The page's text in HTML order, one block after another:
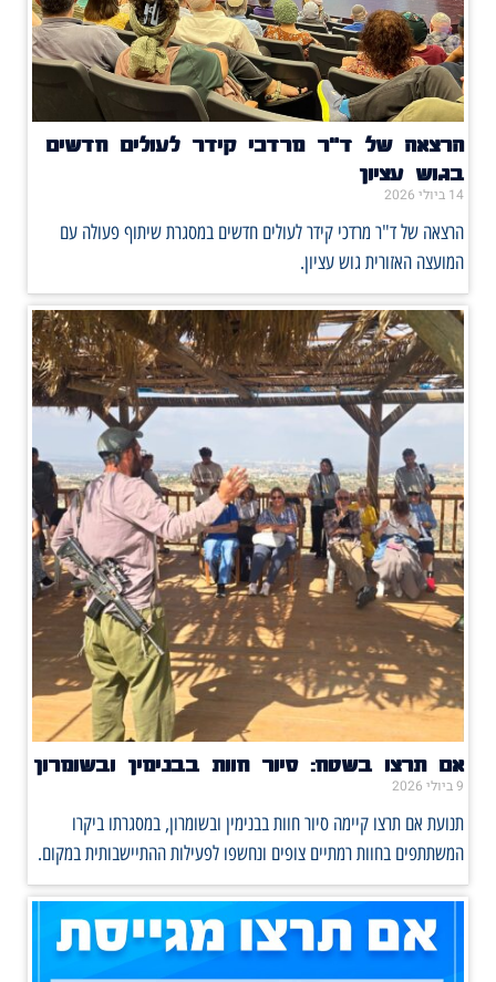
הרצאה של ד"ר מרדכי קידר לעולים חדשים
בגוש עציון
14 ביולי 2026
הרצאה של ד"ר מרדכי קידר לעולים חדשים במסגרת שיתוף פעולה עם
המועצה האזורית גוש עציון.
אם תרצו בשטח: סיור חוות בבנימין ובשומרון
9 ביולי 2026
תנועת אם תרצו קיימה סיור חוות בבנימין ובשומרון, במסגרתו ביקרו
המשתתפים בחוות רמתיים צופים ונחשפו לפעילות ההתיישבותית במקום.